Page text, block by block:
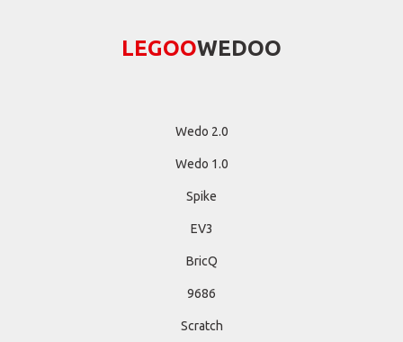
LEGООWEDОО
Wedo 2.0
Wedo 1.0
Spike
EV3
BricQ
9686
Scratch